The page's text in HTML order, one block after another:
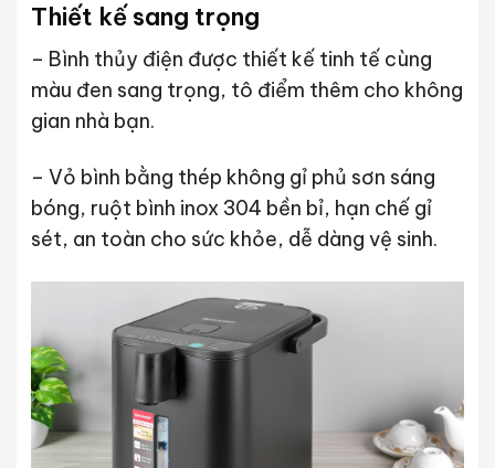
Thiết kế sang trọng
– Bình thủy điện được thiết kế tinh tế cùng
màu đen sang trọng, tô điểm thêm cho không
gian nhà bạn.
– Vỏ bình bằng thép không gỉ phủ sơn sáng
bóng, ruột bình inox 304 bền bỉ, hạn chế gỉ
sét, an toàn cho sức khỏe, dễ dàng vệ sinh.